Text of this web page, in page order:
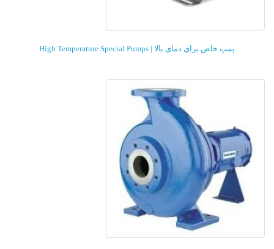
پمپ خاص برای دمای بالا | High Temperature Special Pumps